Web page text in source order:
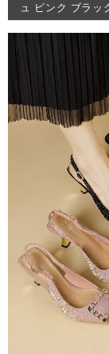
ュ ピンク ブラッ